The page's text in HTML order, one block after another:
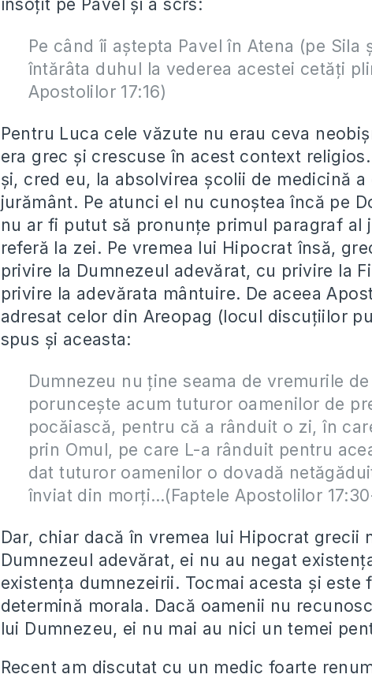
însoţit pe Pavel şi a scrs:
Pe când îi aştepta Pavel în Atena (pe Sila
întărâta duhul la vederea acestei cetăţi
Apostolilor 17:16)
Pentru Luca cele văzute nu erau ceva
era grec şi crescuse în acest context
şi, cred eu, la absolvirea şcolii de medicină a
jurământ. Pe atunci el nu cunoştea încă pe
nu ar fi putut să pronunţe primul paragraf al
referă la zei. Pe vremea lui Hipocrat însă,
privire la Dumnezeul adevărat, cu privire la
privire la adevărata mântuire. De aceea
adresat celor din Areopag (locul discuţiilor
spus şi aceasta:
Dumnezeu nu ţine seama de vremurile
porunceşte acum tuturor oamenilor de
pocăiască, pentru că a rânduit o zi, în
prin Omul, pe care L-a rânduit pentru
dat tuturor oamenilor o dovadă
înviat din morţi…(Faptele Apostolilor
Dar, chiar dacă în vremea lui Hipocrat grecii
Dumnezeul adevărat, ei nu au negat
existenţa dumnezeirii. Tocmai acesta şi este
determină morala. Dacă oamenii nu
lui Dumnezeu, ei nu mai au nici un temei
Recent am discutat cu un medic foarte